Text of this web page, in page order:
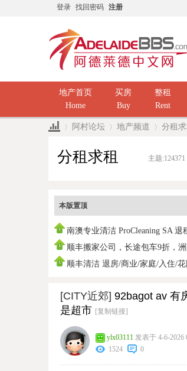
登录 找回密码 注册
地产首页
Home
买房
Buy
整租
Rent
阿村论坛 地产频道 分租求
分租求租 主题:124371
本版置顶
南澳专业清洁 ProCleaning SA
洁/ 民顺丰搬家公司，长途包车9折，
运，中国海运
顺丰清洁 退房/商业/家庭/入住/
[CITY近郊] 92bagot av 有
是超市 [复制链接]
ylx03111 发表于 4-6-2026
1524
0